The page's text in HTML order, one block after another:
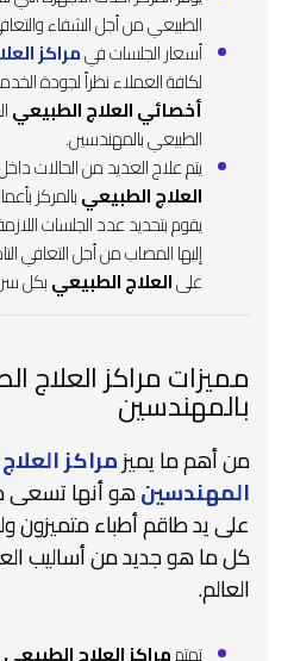
الطبيعي من أجل الشفاء
أسعار الجلسات فيمراكز
لكافة العملاء نظراً لجودة
أخصائي العلاج الطبيعي
الطبيعي بالمهندسين.
يتم علاج العديد من الحالات
العلاج الطبيعيبالمركز
يقوم بتحديد عدد الجلسات
إليها المصاب من أجل التعافي
علىالعلاج الطبيعيبكل
مميزات مراكز العلاج
بالمهندسين
من أهم ما يميزمراكز
المهندسينهو أنها تسعى
على يد طاقم أطباء متميزون
كل ما هو جديد من أساليب
العالم.